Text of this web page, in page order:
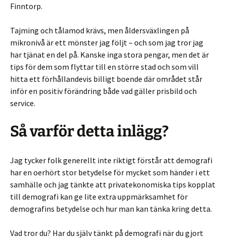
Finntorp.
Tajming och tålamod krävs, men åldersväxlingen på
mikronivå är ett mönster jag följt – och som jag tror jag
har tjänat en del på. Kanske inga stora pengar, men det är
tips för dem som flyttar till en större stad och som vill
hitta ett förhållandevis billigt boende där området står
inför en positiv förändring både vad gäller prisbild och
service.
Så varför detta inlägg?
Jag tycker folk generellt inte riktigt förstår att demografi
har en oerhört stor betydelse för mycket som händer i ett
samhälle och jag tänkte att privatekonomiska tips kopplat
till demografi kan ge lite extra uppmärksamhet för
demografins betydelse och hur man kan tänka kring detta.
Vad tror du? Har du själv tänkt på demografi när du gjort